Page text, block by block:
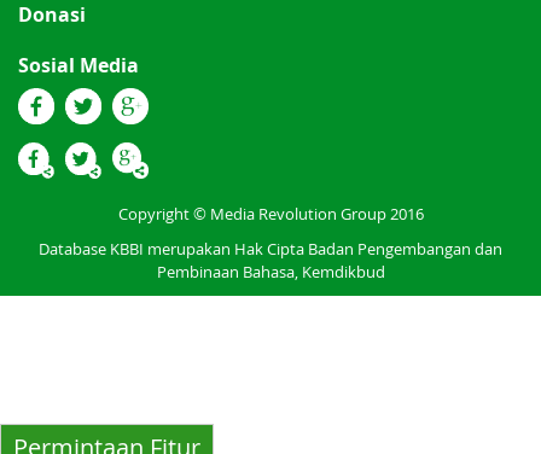
Donasi
Sosial Media
Permintaan Fitur
Copyright © Media Revolution Group 2016
Database KBBI merupakan Hak Cipta Badan Pengembangan dan
Pembinaan Bahasa, Kemdikbud